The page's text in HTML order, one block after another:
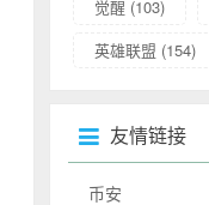
觉醒 (103)
英雄联盟 (154)
友情链接
币安